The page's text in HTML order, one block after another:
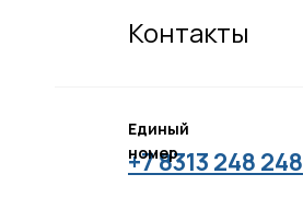
Контакты
+7 8313 248 248
Единый
номер